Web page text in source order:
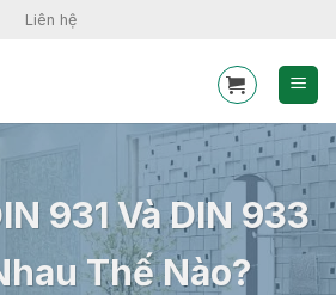
Liên hệ
931 Và DIN 933
Thế Nào?